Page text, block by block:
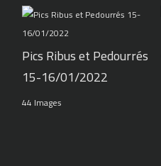
Pics Ribus et Pedourrés
15-16/01/2022
44 Images